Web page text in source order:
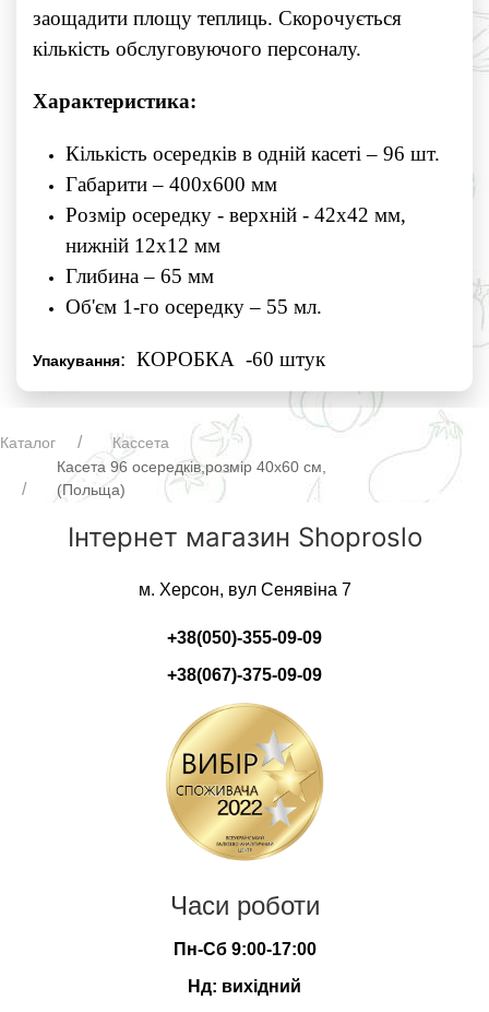
заощадити площу теплиць. Скорочується
кількість обслуговуючого персоналу.
Характеристика:
Кількість осередків в одній касеті – 96 шт.
Габарити – 400х600 мм
Розмір осередку - верхній - 42х42 мм,
нижній 12х12 мм
Глибина – 65 мм
Об'єм 1-го осередку – 55 мл.
Упакування: КОРОБКА -60 штук
Каталог
Кассета
Касета 96 осередків,розмір 40х60 см,
(Польща)
Інтернет магазин Shoproslo
м. Херсон, вул Сенявіна 7
+38(050)-355-09-09
+38(067)-375-09-09
Часи роботи
Пн-Сб 9:00-17:00
Нд: вихідний